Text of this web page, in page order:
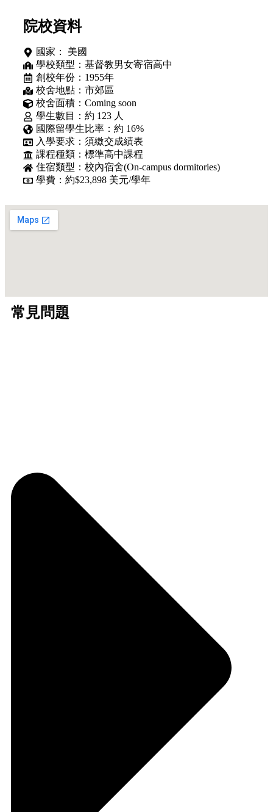
院校資料
國家：
美國
學校類型：基督教男女寄宿高中
創校年份：1955年
校舍地點：市郊區
校舍面積：Coming soon
學生數目：約 123 人
國際留學生比率：約 16%
入學要求：須繳交成績表
課程種類：標準高中課程
住宿類型：校內宿舍(On-campus dormitories)
學費：約$23,898 美元/學年
常見問題